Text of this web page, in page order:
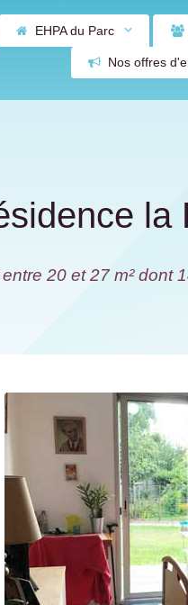
EHPA du Parc
Nos offres
la
20 et 27 m² dont